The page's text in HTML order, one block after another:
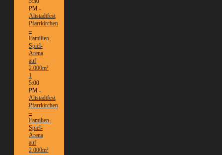
PM -
Altstadtfest
Pfarrkirchen
–
Familien-
Spiel-
Arena
auf
2.000m²
1
5:00
PM -
Altstadtfest
Pfarrkirchen
–
Familien-
Spiel-
Arena
auf
2.000m²